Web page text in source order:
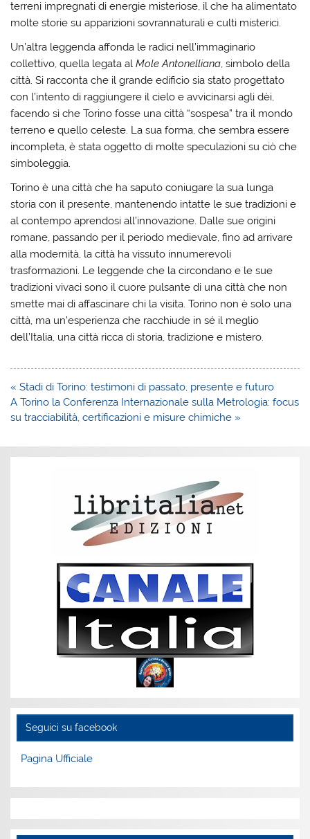
terreni impregnati di energie misteriose, il che ha alimentato
molte storie su apparizioni sovrannaturali e culti misterici.
Un’altra leggenda affonda le radici nell’immaginario
collettivo, quella legata alMole Antonelliana, simbolo della
città. Si racconta che il grande edificio sia stato progettato
con l’intento di raggiungere il cielo e avvicinarsi agli dèi,
facendo sì che Torino fosse una città “sospesa” tra il mondo
terreno e quello celeste. La sua forma, che sembra essere
incompleta, è stata oggetto di molte speculazioni su ciò che
simboleggia.
Torino è una città che ha saputo coniugare la sua lunga
storia con il presente, mantenendo intatte le sue tradizioni e
al contempo aprendosi all’innovazione. Dalle sue origini
romane, passando per il periodo medievale, fino ad arrivare
alla modernità, la città ha vissuto innumerevoli
trasformazioni. Le leggende che la circondano e le sue
tradizioni vivaci sono il cuore pulsante di una città che non
smette mai di affascinare chi la visita. Torino non è solo una
città, ma un’esperienza che racchiude in sé il meglio
dell’Italia, una città ricca di storia, tradizione e mistero.
Navigazione
articoli
« Stadi di Torino: testimoni di passato, presente e futuro
A Torino la Conferenza Internazionale sulla Metrologia: focus
su tracciabilità, certificazioni e misure chimiche »
Seguici su facebook
Pagina Ufficiale